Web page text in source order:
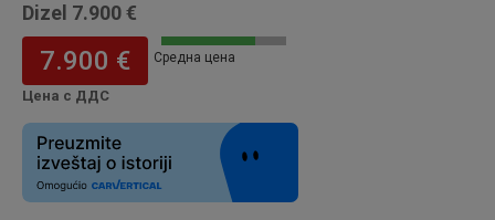
Dizel 7.900 €
7.900 €
Цена с ДДС
Средна цена